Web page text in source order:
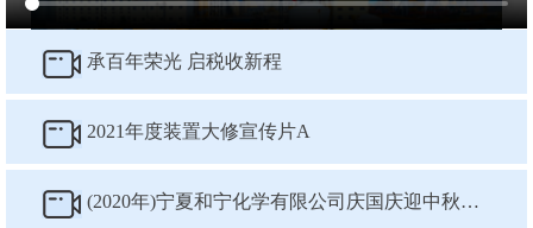
承百年荣光 启税收新程
2021年度装置大修宣传片A
(2020年)宁夏和宁化学有限公司庆国庆迎中秋专片